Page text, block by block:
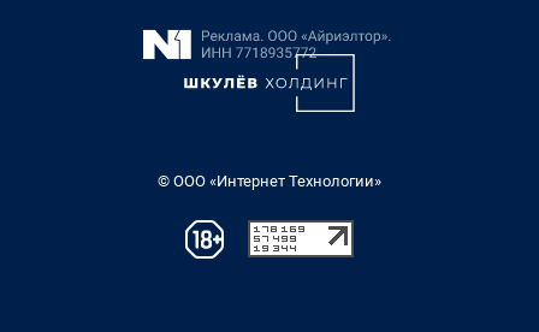
© ООО «Интернет Технологии»